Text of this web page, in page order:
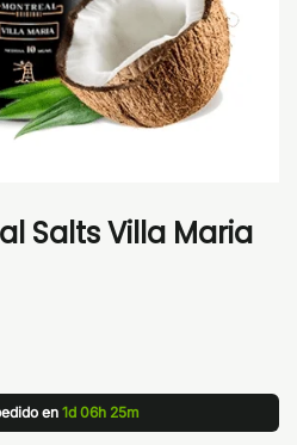
Salts Villa Maria
en 1d 06h 25m